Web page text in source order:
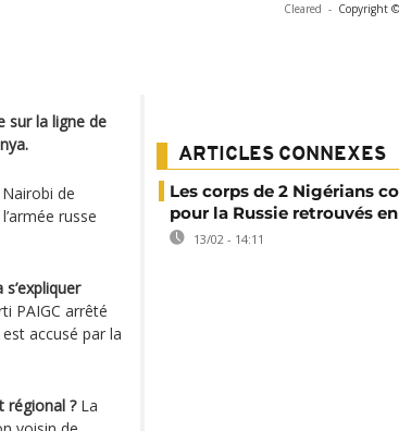
Cleared - Copyright
sur la ligne de
de
russe
PAIGC arrêté
accusé par la
régional ?La
ARTICLES CONNEXES
Les corps de 2 Nigérians
pour la Russie retrouvés
13/02 - 14:11